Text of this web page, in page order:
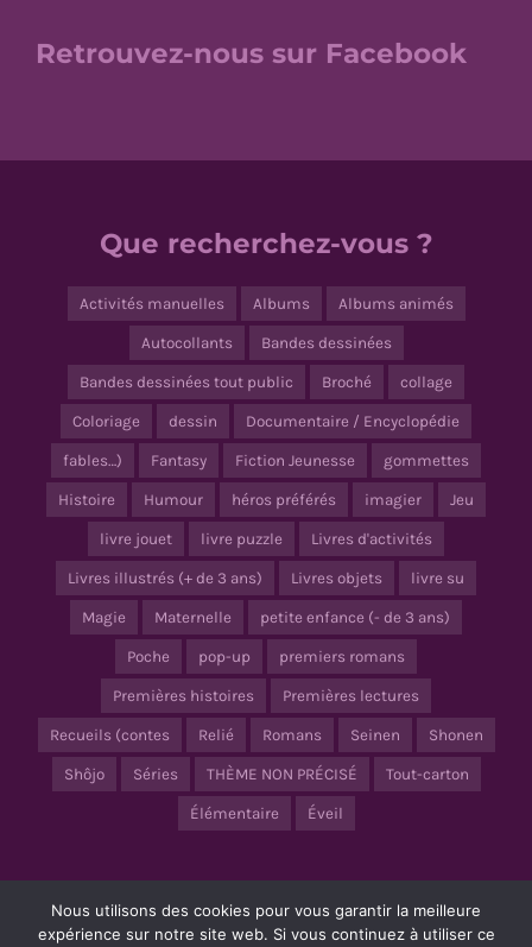
Retrouvez-nous sur Facebook
Que recherchez-vous ?
Activités manuelles Albums Albums animés
Autocollants Bandes dessinées
Bandes dessinées tout public Broché collage
Coloriage dessin Documentaire / Encyclopédie
fables…) Fantasy Fiction Jeunesse gommettes
Histoire Humour héros préférés imagier Jeu
livre jouet livre puzzle Livres d'activités
Livres illustrés (+ de 3 ans) Livres objets livre su
Magie Maternelle petite enfance (- de 3 ans)
Poche pop-up premiers romans
Premières histoires Premières lectures
Recueils (contes Relié Romans Seinen Shonen
Shôjo Séries THÈME NON PRÉCISÉ Tout-carton
Élémentaire Éveil
Mentions Légales – Tous droits réservés |
Nous utilisons des cookies pour vous garantir la meilleure
expérience sur notre site web. Si vous continuez à utiliser ce